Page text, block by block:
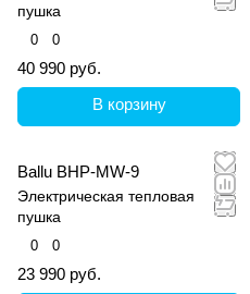
пушка
0 0
40 990 руб.
В корзину
Ballu BHP-MW-9
Электрическая тепловая
пушка
0 0
23 990 руб.